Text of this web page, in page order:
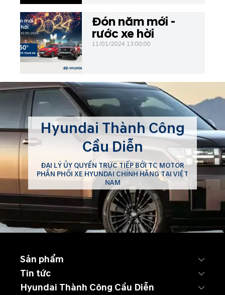
Đón năm mới -
rước xe hời
11/01/2024 13:00:00
Hyundai Thành Công
Cầu Diễn
ĐẠI LÝ ỦY QUYỀN TRỰC TIẾP BỞI TC MOTOR
PHÂN PHỐI XE HYUNDAI CHÍNH HÃNG TẠI VIỆT
NAM
Sản phẩm
Tin tức
Hyundai Thành Công Cầu Diễn